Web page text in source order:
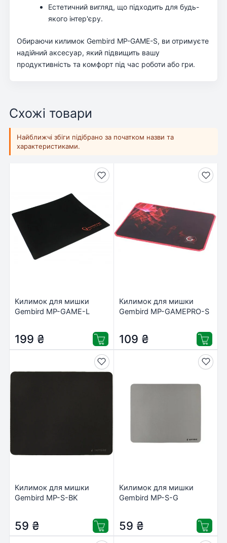
Естетичний вигляд, що підходить для будь-
якого інтер'єру.
Обираючи килимок Gembird MP-GAME-S, ви отримуєте
надійний аксесуар, який підвищить вашу
продуктивність та комфорт під час роботи або гри.
Схожі товари
Найближчі збіги підібрано за початком назви та
характеристиками.
Килимок для мишки
Gembird MP-GAME-L
199 ₴
Килимок для мишки
Gembird MP-GAMEPRO-S
109 ₴
Килимок для мишки
Gembird MP-S-BK
59 ₴
Килимок для мишки
Gembird MP-S-G
59 ₴